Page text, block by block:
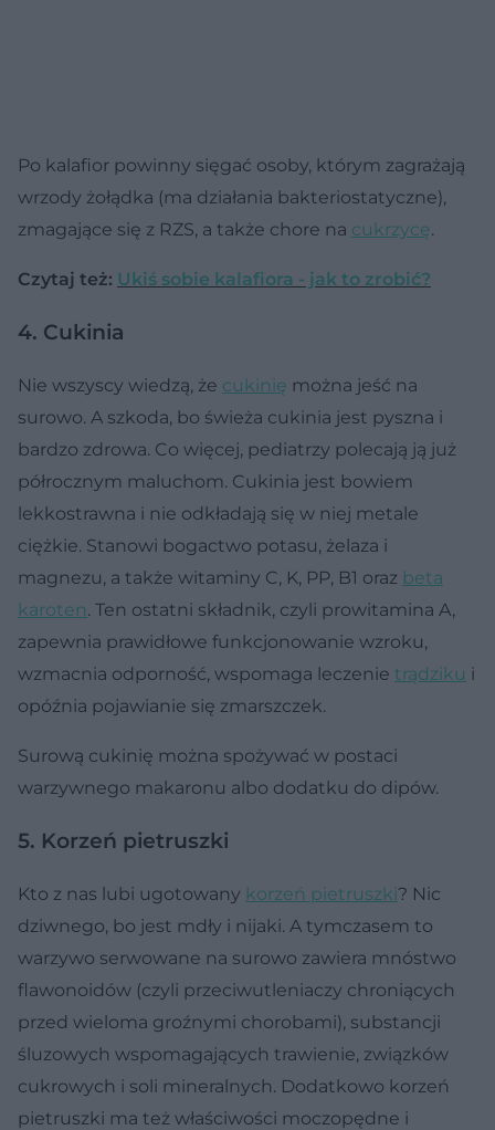
Po kalafior powinny sięgać osoby, którym zagrażają
wrzody żołądka (ma działania bakteriostatyczne),
zmagające się z RZS, a także chore na cukrzycę.
Czytaj też: Ukiś sobie kalafiora - jak to zrobić?
4. Cukinia
Nie wszyscy wiedzą, że cukinię można jeść na
surowo. A szkoda, bo świeża cukinia jest pyszna i
bardzo zdrowa. Co więcej, pediatrzy polecają ją już
półrocznym maluchom. Cukinia jest bowiem
lekkostrawna i nie odkładają się w niej metale
ciężkie. Stanowi bogactwo potasu, żelaza i
magnezu, a także witaminy C, K, PP, B1 oraz beta
karoten. Ten ostatni składnik, czyli prowitamina A,
zapewnia prawidłowe funkcjonowanie wzroku,
wzmacnia odporność, wspomaga leczenie trądziku i
opóźnia pojawianie się zmarszczek.
Surową cukinię można spożywać w postaci
warzywnego makaronu albo dodatku do dipów.
5. Korzeń pietruszki
Kto z nas lubi ugotowany korzeń pietruszki? Nic
dziwnego, bo jest mdły i nijaki. A tymczasem to
warzywo serwowane na surowo zawiera mnóstwo
flawonoidów (czyli przeciwutleniaczy chroniących
przed wieloma groźnymi chorobami), substancji
śluzowych wspomagających trawienie, związków
cukrowych i soli mineralnych. Dodatkowo korzeń
pietruszki ma też właściwości moczopędne i